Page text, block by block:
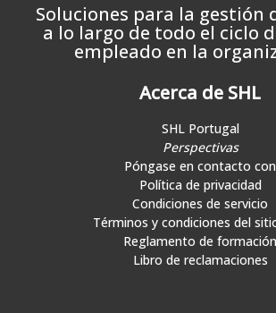
Soluciones para la gestión
a lo largo de todo el ciclo
empleado en la
Acerca de SHL
SHL Portugal
Perspectivas
Póngase en contacto con
Política de privacidad
Condiciones de servicio
Términos y condiciones del
Reglamento de formación
Libro de reclamaciones